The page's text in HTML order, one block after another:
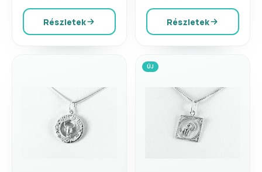
Részletek Részletek
ÚJ